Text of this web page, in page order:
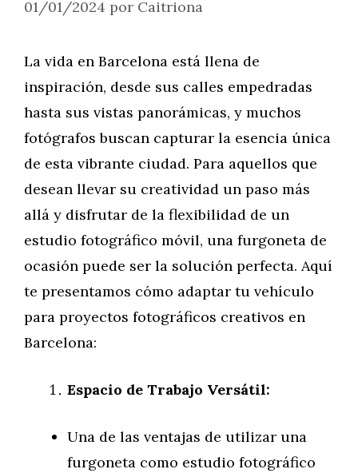
01/01/2024 por Caitriona
La vida en Barcelona está llena de
inspiración, desde sus calles empedradas
hasta sus vistas panorámicas, y muchos
fotógrafos buscan capturar la esencia única
de esta vibrante ciudad. Para aquellos que
desean llevar su creatividad un paso más
allá y disfrutar de la flexibilidad de un
estudio fotográfico móvil, una furgoneta de
ocasión puede ser la solución perfecta. Aquí
te presentamos cómo adaptar tu vehículo
para proyectos fotográficos creativos en
Barcelona:
Espacio de Trabajo Versátil:
Una de las ventajas de utilizar una
furgoneta como estudio fotográfico